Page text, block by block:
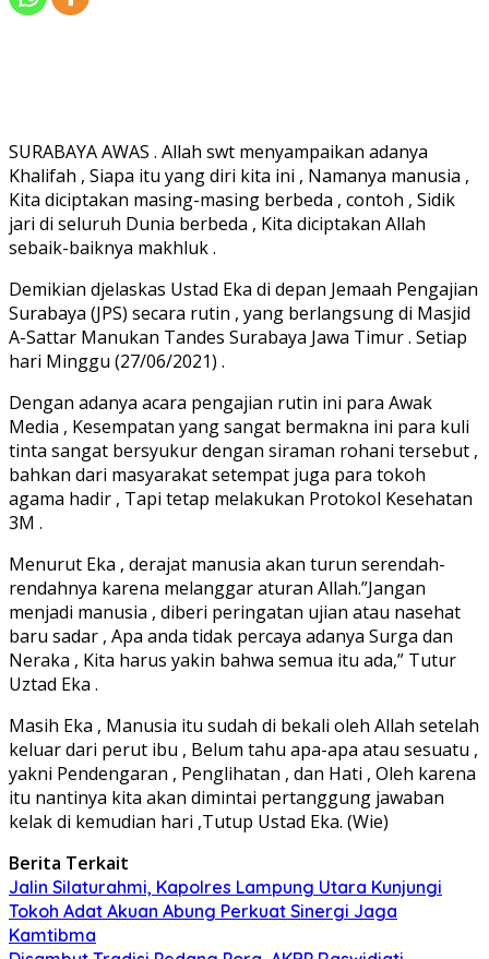
SURABAYA AWAS . Allah swt menyampaikan adanya
Khalifah , Siapa itu yang diri kita ini , Namanya manusia ,
Kita diciptakan masing-masing berbeda , contoh , Sidik
jari di seluruh Dunia berbeda , Kita diciptakan Allah
sebaik-baiknya makhluk .
Demikian djelaskas Ustad Eka di depan Jemaah Pengajian
Surabaya (JPS) secara rutin , yang berlangsung di Masjid
A-Sattar Manukan Tandes Surabaya Jawa Timur . Setiap
hari Minggu (27/06/2021) .
Dengan adanya acara pengajian rutin ini para Awak
Media , Kesempatan yang sangat bermakna ini para kuli
tinta sangat bersyukur dengan siraman rohani tersebut ,
bahkan dari masyarakat setempat juga para tokoh
agama hadir , Tapi tetap melakukan Protokol Kesehatan
3M .
Menurut Eka , derajat manusia akan turun serendah-
rendahnya karena melanggar aturan Allah.”Jangan
menjadi manusia , diberi peringatan ujian atau nasehat
baru sadar , Apa anda tidak percaya adanya Surga dan
Neraka , Kita harus yakin bahwa semua itu ada,” Tutur
Uztad Eka .
Masih Eka , Manusia itu sudah di bekali oleh Allah setelah
keluar dari perut ibu , Belum tahu apa-apa atau sesuatu ,
yakni Pendengaran , Penglihatan , dan Hati , Oleh karena
itu nantinya kita akan dimintai pertanggung jawaban
kelak di kemudian hari ,Tutup Ustad Eka. (Wie)
Berita Terkait
Jalin Silaturahmi, Kapolres Lampung Utara Kunjungi
Tokoh Adat Akuan Abung Perkuat Sinergi Jaga
Kamtibma